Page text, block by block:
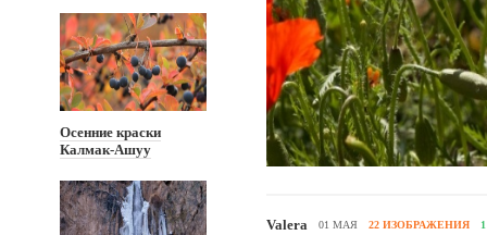
Осенние краски
Калмак-Ашуу
Valera 01 МАЯ 22 ИЗОБРАЖЕНИЯ